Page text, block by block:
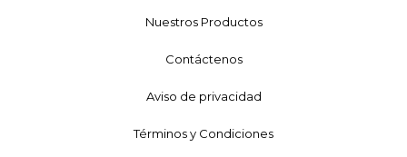
Nuestros Productos
Contáctenos
Aviso de privacidad
Términos y Condiciones